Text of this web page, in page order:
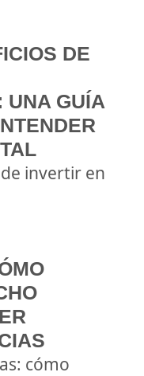
DE
UNA GUÍA
invertir en
cómo